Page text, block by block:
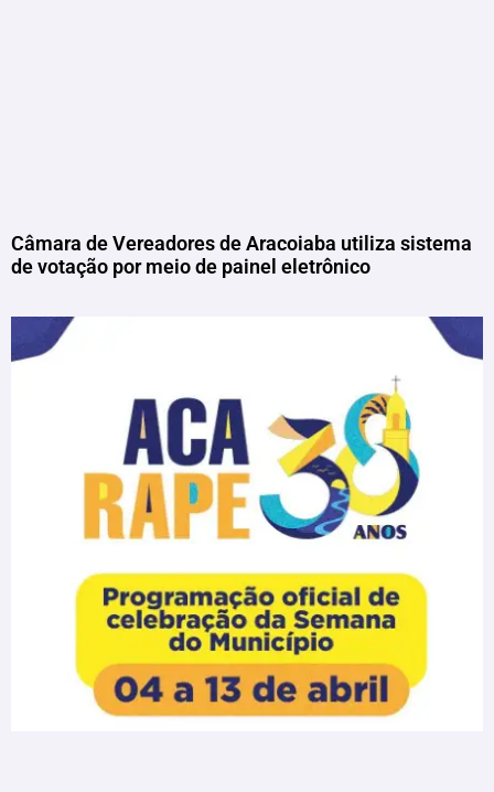
Câmara de Vereadores de Aracoiaba utiliza sistema
de votação por meio de painel eletrônico